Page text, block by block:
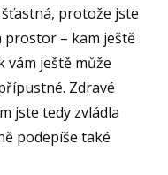
protože jste
prostor – kam ještě
vám ještě může
Zdravé
jste tedy zvládla
podepíše také